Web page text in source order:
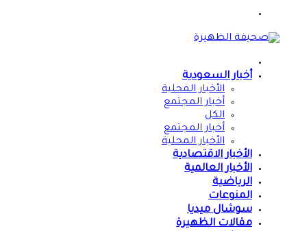
أخبار السعودية
الأخبار المحلية
أخبار المجتمع
الكل
أخبار المجتمع
الأخبار المحلية
الأخبار الاقتصادية
الأخبار العالمية
الرياضية
المنوعات
سوشال ميديا
مقالات الظهيرة